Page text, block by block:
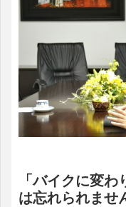
「バイクに変
は忘れられませ